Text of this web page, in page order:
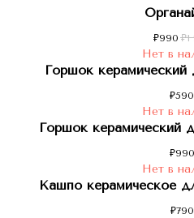
₽990 ₽1
Нет в
Горшок керамический
₽590
Нет в
Горшок керамический
₽990
Нет в
Кашпо керамическое
₽790